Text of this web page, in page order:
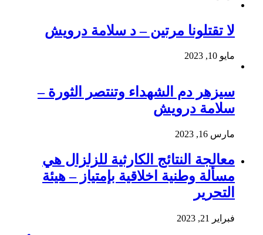
لا تقتلونا مرتين – د سلامة درويش
مايو 10, 2023
سيزهر دم الشهداء وتنتصر الثورة –
سلامة درويش
مارس 16, 2023
معالجة النتائج الكارثية للزلزال هي
مسألة وطنية اخلاقية بإمتياز – هيئة
التحرير
فبراير 21, 2023